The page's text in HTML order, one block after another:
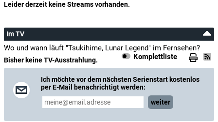
Leider derzeit keine Streams vorhanden.
Im TV
Wo und wann läuft "Tsukihime, Lunar Legend" im Fernsehen?
Komplettliste
Bisher keine TV-Ausstrahlung.
Ich möchte vor dem nächsten Serienstart kostenlos
per E-Mail benachrichtigt werden:
weiter